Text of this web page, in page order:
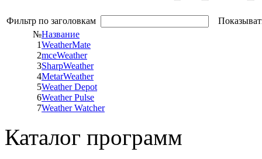
Фильтр по заголовкам
№Название
1WeatherMate
2mceWeather
3SharpWeather
4MetarWeather
5Weather Depot
6Weather Pulse
7Weather Watcher
Каталог программ